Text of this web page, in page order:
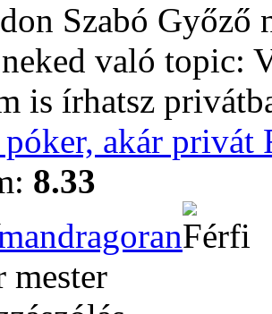
Szabó Győző
való topic:
is írhatsz
akár privát
8.33
mester